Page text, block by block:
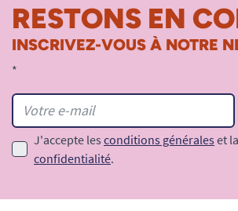
RESTONS EN
INSCRIVEZ-VOUS À NOTRE
*
J'accepte les conditions générales et la
confidentialité.